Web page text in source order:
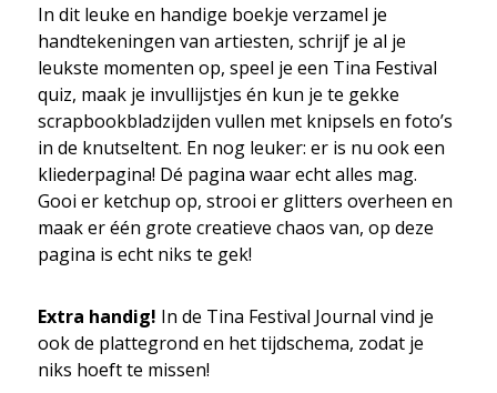
In dit leuke en handige boekje verzamel je
handtekeningen van artiesten, schrijf je al je
leukste momenten op, speel je een Tina Festival
quiz, maak je invullijstjes én kun je te gekke
scrapbookbladzijden vullen met knipsels en foto’s
in de knutseltent. En nog leuker: er is nu ook een
kliederpagina! Dé pagina waar echt alles mag.
Gooi er ketchup op, strooi er glitters overheen en
maak er één grote creatieve chaos van, op deze
pagina is echt niks te gek!
Extra handig! In de Tina Festival Journal vind je
ook de plattegrond en het tijdschema, zodat je
niks hoeft te missen!